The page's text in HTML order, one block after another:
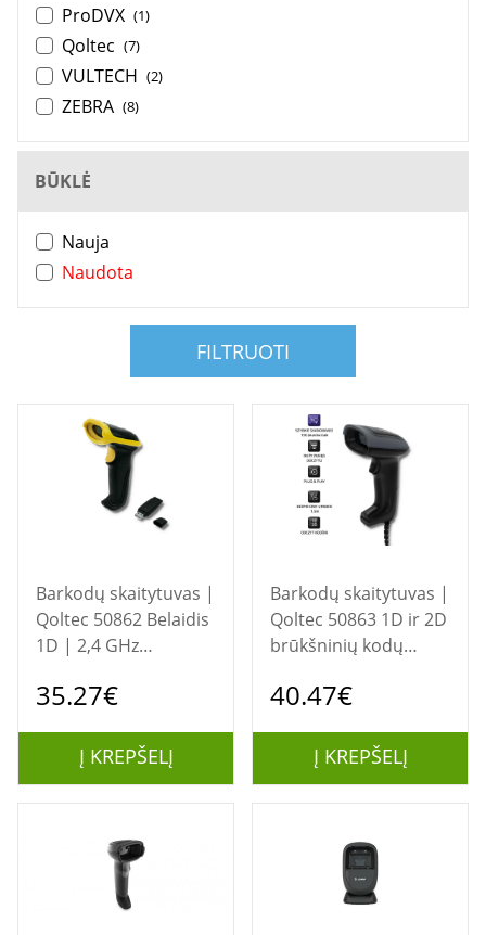
ProDVX (1)
Qoltec (7)
VULTECH (2)
ZEBRA (8)
BŪKLĖ
Nauja
Naudota
FILTRUOTI
Barkodų skaitytuvas |
Qoltec 50862 Belaidis
1D | 2,4 GHz
skaitytuvas
35.27€
Į KREPŠELĮ
Barkodų skaitytuvas |
Qoltec 50863 1D ir 2D
brūkšninių kodų
40.47€
Į KREPŠELĮ